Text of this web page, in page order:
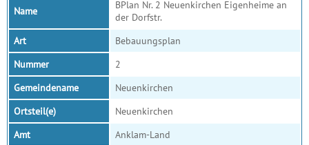
Name
BPlan Nr. 2 Neuenkirchen Eigenheime an
der Dorfstr.
Art
Bebauungsplan
Nummer
2
Gemeindename
Neuenkirchen
Ortsteil(e)
Neuenkirchen
Amt
Anklam-Land